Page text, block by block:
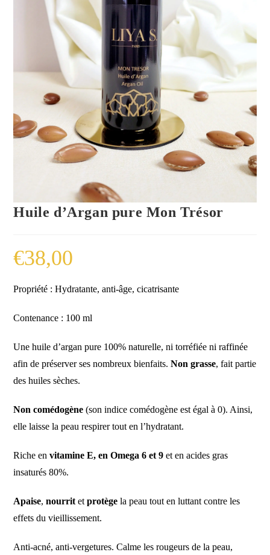
Huile d’Argan pure Mon Trésor
€38,00
Propriété : Hydratante, anti-âge, cicatrisante
Contenance : 100 ml
Une huile d’argan pure 100% naturelle, ni torréfiée ni raffinée
afin de préserver ses nombreux bienfaits.Non grasse, fait partie
des huiles sèches.
Non comédogène (son indice comédogène est égal à 0). Ainsi,
elle laisse la peau respirer tout en l’hydratant.
Riche envitamine E, en Omega 6 et 9 et enacides gras
insaturés 80%.
Apaise,nourrit etprotège la peau tout en luttant contre les
effets du vieillissement.
Anti-acné, anti-vergetures. Calme les rougeurs de la peau,